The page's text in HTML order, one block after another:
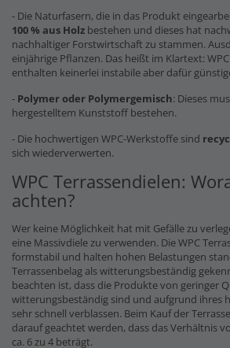
- Die Naturfasern, die in das Produkt
100 % aus Holz bestehen und dieses hat
nachhaltiger Forstwirtschaft zu stammen.
einjährige Pflanzen. Das heißt im Klartext:
enthalten keinerlei instabile aber dafür
- Polymer oder Polymergemisch: Dieses
hergestelltem Kunststoff bestehen.
- Die hochwertigen WPC-Werkstoffe sind
sich wiederverwerten.
WPC Terrassendielen:
achten?
Wer keine Möglichkeit hat mit Gefälle zu
eine Massivdiele zu verwenden. Die WPC
formstabil und halten hohen Belastungen
Terrassenbelag als witterungsbeständig
beachten ist, dass die Produkte von geringer
witterungsbeständig sind und aufgrund ihres
sehr schnell verblassen. Beim Kauf der
darauf geachtet werden, dass das Verhältnis
ca. 6 zu 4 beträgt.